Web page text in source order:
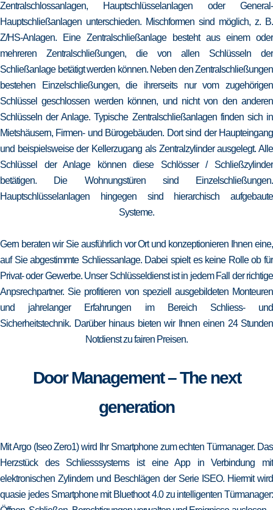
Zentralschlossanlagen, Hauptschlüsselanlagen oder General-
Hauptschließanlagen unterschieden. Mischformen sind möglich, z. B.
Z/HS-Anlagen. Eine Zentralschließanlage besteht aus einem oder
mehreren Zentralschließungen, die von allen Schlüsseln der
Schließanlage betätigt werden können. Neben den Zentralschließungen
bestehen Einzelschließungen, die ihrerseits nur vom zugehörigen
Schlüssel geschlossen werden können, und nicht von den anderen
Schlüsseln der Anlage. Typische Zentralschließanlagen finden sich in
Mietshäusern, Firmen- und Bürogebäuden. Dort sind der Haupteingang
und beispielsweise der Kellerzugang als Zentralzylinder ausgelegt. Alle
Schlüssel der Anlage können diese Schlösser / Schließzylinder
betätigen. Die Wohnungstüren sind Einzelschließungen.
Hauptschlüsselanlagen hingegen sind hierarchisch aufgebaute
Systeme.
Gern beraten wir Sie ausführlich vor Ort und konzeptionieren Ihnen eine,
auf Sie abgestimmte Schliessanlage. Dabei spielt es keine Rolle ob für
Privat- oder Gewerbe. Unser Schlüsseldienst ist in jedem Fall der richtige
Anpsrechpartner. Sie profitieren von speziell ausgebildeten Monteuren
und jahrelanger Erfahrungen im Bereich Schliess- und
Sicherheitstechnik. Darüber hinaus bieten wir Ihnen einen 24 Stunden
Notdienst zu fairen Preisen.
Door Management – The next
generation
Mit Argo (Iseo Zero1) wird Ihr Smartphone zum echten Türmanager. Das
Herzstück des Schliesssystems ist eine App in Verbindung mit
elektronischen Zylindern und Beschlägen der Serie ISEO. Hiermit wird
quasie jedes Smartphone mit Bluethoot 4.0 zu intelligenten Türmanager: